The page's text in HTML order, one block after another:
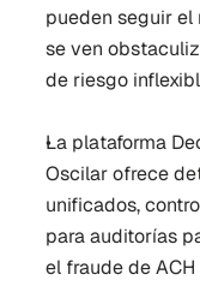
pueden seguir
se ven
de riesgo
La plataforma
Oscilar ofrece
unificados,
para auditorías
el fraude de